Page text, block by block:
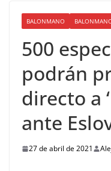
BALONMANO
500
podrán
directo a
ante
27 de abril de 2021